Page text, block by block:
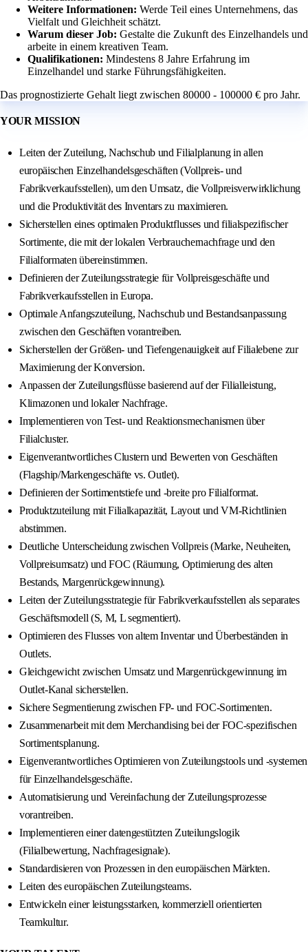
Weitere Informationen: Werde Teil eines Unternehmens, das
Vielfalt und Gleichheit schätzt.
Warum dieser Job: Gestalte die Zukunft des Einzelhandels und
arbeite in einem kreativen Team.
Qualifikationen: Mindestens 8 Jahre Erfahrung im
Einzelhandel und starke Führungsfähigkeiten.
Das prognostizierte Gehalt liegt zwischen 80000 - 100000 € pro Jahr.
YOUR MISSION
Leiten der Zuteilung, Nachschub und Filialplanung in allen
europäischen Einzelhandelsgeschäften (Vollpreis- und
Fabrikverkaufsstellen), um den Umsatz, die Vollpreisverwirklichung
und die Produktivität des Inventars zu maximieren.
Sicherstellen eines optimalen Produktflusses und filialspezifischer
Sortimente, die mit der lokalen Verbrauchernachfrage und den
Filialformaten übereinstimmen.
Definieren der Zuteilungsstrategie für Vollpreisgeschäfte und
Fabrikverkaufsstellen in Europa.
Optimale Anfangszuteilung, Nachschub und Bestandsanpassung
zwischen den Geschäften vorantreiben.
Sicherstellen der Größen- und Tiefengenauigkeit auf Filialebene zur
Maximierung der Konversion.
Anpassen der Zuteilungsflüsse basierend auf der Filialleistung,
Klimazonen und lokaler Nachfrage.
Implementieren von Test- und Reaktionsmechanismen über
Filialcluster.
Eigenverantwortliches Clustern und Bewerten von Geschäften
(Flagship/Markengeschäfte vs. Outlet).
Definieren der Sortimentstiefe und -breite pro Filialformat.
Produktzuteilung mit Filialkapazität, Layout und VM-Richtlinien
abstimmen.
Deutliche Unterscheidung zwischen Vollpreis (Marke, Neuheiten,
Vollpreisumsatz) und FOC (Räumung, Optimierung des alten
Bestands, Margenrückgewinnung).
Leiten der Zuteilungsstrategie für Fabrikverkaufsstellen als separates
Geschäftsmodell (S, M, L segmentiert).
Optimieren des Flusses von altem Inventar und Überbeständen in
Outlets.
Gleichgewicht zwischen Umsatz und Margenrückgewinnung im
Outlet-Kanal sicherstellen.
Sichere Segmentierung zwischen FP- und FOC-Sortimenten.
Zusammenarbeit mit dem Merchandising bei der FOC-spezifischen
Sortimentsplanung.
Eigenverantwortliches Optimieren von Zuteilungstools und -systemen
für Einzelhandelsgeschäfte.
Automatisierung und Vereinfachung der Zuteilungsprozesse
vorantreiben.
Implementieren einer datengestützten Zuteilungslogik
(Filialbewertung, Nachfragesignale).
Standardisieren von Prozessen in den europäischen Märkten.
Leiten des europäischen Zuteilungsteams.
Entwickeln einer leistungsstarken, kommerziell orientierten
Teamkultur.